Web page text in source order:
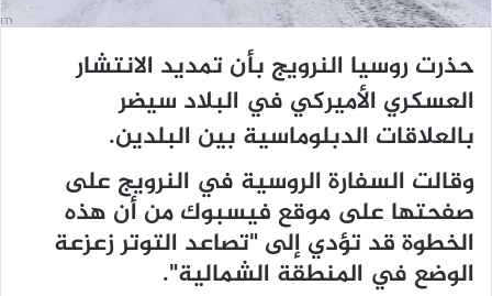
ت
و
ن
ا
حذرت روسيا النرويج بأن تمديد الانتشار
العسكري الأميركي في البلاد سيضر
بالعلاقات الدبلوماسية بين البلدين.
وقالت السفارة الروسية في النرويج على
صفحتها على موقع فيسبوك من أن هذه
الخطوة قد تؤدي إلى "تصاعد التوتر زعزعة
الوضع في المنطقة الشمالية".